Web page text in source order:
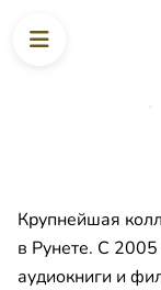
Крупнейшая
в Рунете. С
аудиокниги и